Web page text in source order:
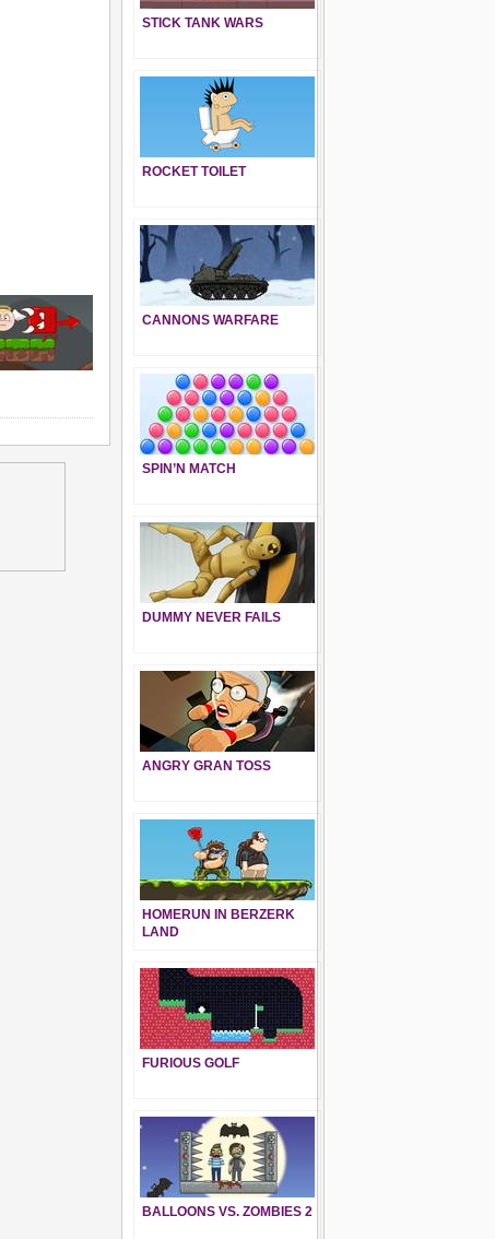
STICK TANK WARS
ROCKET TOILET
CANNONS WARFARE
SPIN’N MATCH
DUMMY NEVER FAILS
ANGRY GRAN TOSS
HOMERUN IN BERZERK
LAND
FURIOUS GOLF
BALLOONS VS. ZOMBIES 2